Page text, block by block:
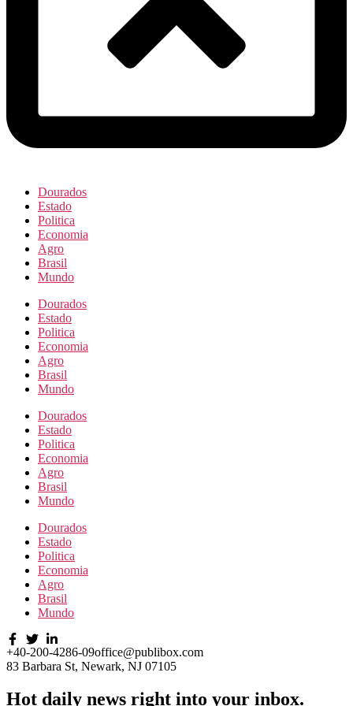
Dourados
Estado
Politica
Economia
Agro
Brasil
Mundo
Dourados
Estado
Politica
Economia
Agro
Brasil
Mundo
Dourados
Estado
Politica
Economia
Agro
Brasil
Mundo
Dourados
Estado
Politica
Economia
Agro
Brasil
Mundo
+40-200-4286-09office@publibox.com
83 Barbara St, Newark, NJ 07105
Hot daily news right into your inbox.